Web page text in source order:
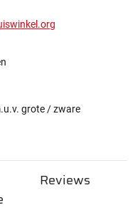
grote / zware
Reviews